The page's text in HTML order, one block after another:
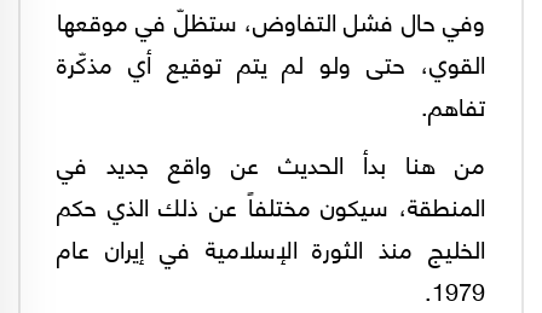
وفي حال فشل التفاوض، ستظلّ في موقعها
القوي، حتى ولو لم يتم توقيع أي مذكّرة
تفاهم.
من هنا بدأ الحديث عن واقع جديد في
المنطقة، سيكون مختلفاً عن ذلك الذي حكم
الخليج منذ الثورة الإسلامية في إيران عام
1979.